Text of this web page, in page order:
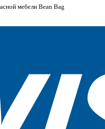
мебели Bean Bag